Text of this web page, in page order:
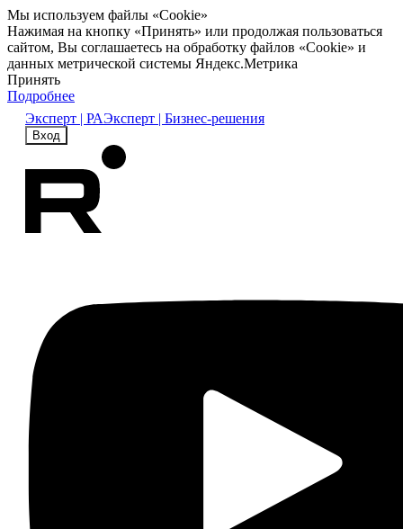
Мы используем файлы «Cookie»
Нажимая на кнопку «Принять» или продолжая пользоваться
сайтом, Вы соглашаетесь на обработку файлов «Cookie» и
данных метрической системы Яндекс.Метрика
Принять
Подробнее
Эксперт | РАЭксперт | Бизнес-решения
Вход